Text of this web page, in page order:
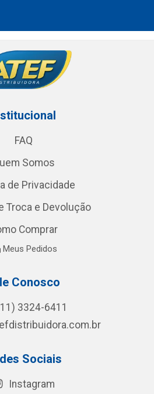
FAQ
Somos
de Privacidade
Troca e Devolução
Comprar
Meus Pedidos
Conosco
3324-6411
Sociais
Instagram